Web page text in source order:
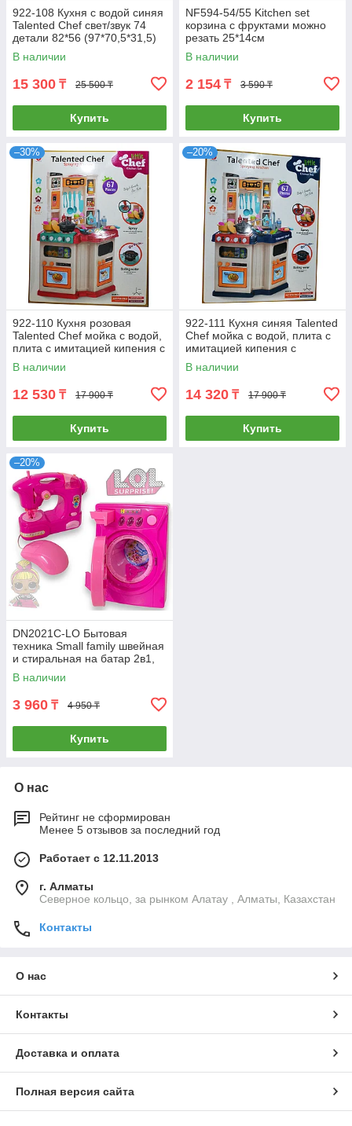
922-108 Кухня с водой синяя
Talented Chef свет/звук 74
детали 82*56 (97*70,5*31,5)
В наличии
15 300 ₸ 25 500 ₸
Купить
NF594-54/55 Kitchen set
корзина с фруктами можно
резать 25*14см
В наличии
2 154 ₸ 3 590 ₸
Купить
–30%
922-110 Кухня розовая
Talented Chef мойка с водой,
плита с имитацией кипения с
брызгами 67 дет 74*57
В наличии
12 530 ₸ 17 900 ₸
Купить
–20%
922-111 Кухня синяя Talented
Chef мойка с водой, плита с
имитацией кипения с
брызгами 67 дет 74*57
В наличии
14 320 ₸ 17 900 ₸
Купить
–20%
DN2021C-LO Бытовая
техника Small family швейная
и стиральная на батар 2в1,
33*18см
В наличии
3 960 ₸ 4 950 ₸
Купить
О нас
Рейтинг не сформирован
Менее 5 отзывов за последний год
Работает с 12.11.2013
г. Алматы
Северное кольцо, за рынком Алатау , Алматы, Казахстан
Контакты
О нас
Контакты
Доставка и оплата
Полная версия сайта